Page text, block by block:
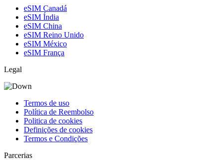
eSIM Canadá
eSIM Índia
eSIM China
eSIM Reino Unido
eSIM México
eSIM França
Legal
Termos de uso
Política de Reembolso
Politica de cookies
Definições de cookies
Termos e Condições
Parcerias